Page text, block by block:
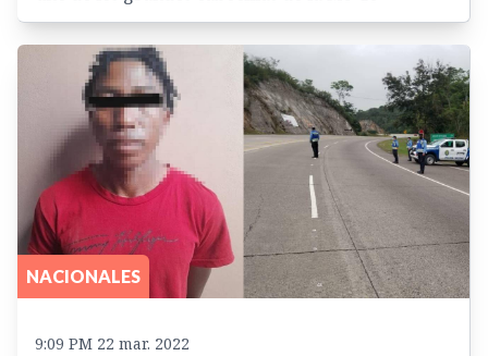
NACIONALES
9:09 PM 22 mar. 2022